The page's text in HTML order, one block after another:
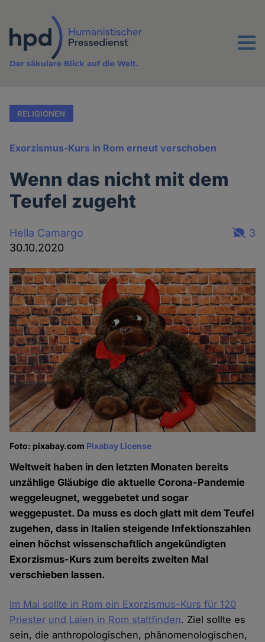
Inhalt
Menu
Der säkulare Blick auf die Welt.
RELIGIONEN
Exorzismus-Kurs in Rom erneut verschoben
Wenn das nicht mit dem
Teufel zugeht
Hella Camargo
30.10.2020
3
Foto: pixabay.com Pixabay License
Weltweit haben in den letzten Monaten bereits
unzählige Gläubige die aktuelle Corona-Pandemie
weggeleugnet, weggebetet und sogar
weggepustet. Da muss es doch glatt mit dem Teufel
zugehen, dass in Italien steigende Infektionszahlen
einen höchst wissenschaftlich angekündigten
Exorzismus-Kurs zum bereits zweiten Mal
verschieben lassen.
Im Mai sollte in Rom ein Exorzismus-Kurs für 120
Priester und Laien in Rom stattfinden. Ziel sollte es
sein, die anthropologischen, phänomenologischen,